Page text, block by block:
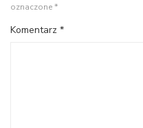
oznaczone*
Komentarz *